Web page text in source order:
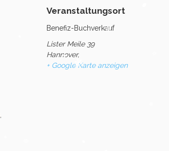
Veranstaltungsort
Benefiz-Buchverkauf
Lister Meile 39
Hannover,
+ Google Karte anzeigen